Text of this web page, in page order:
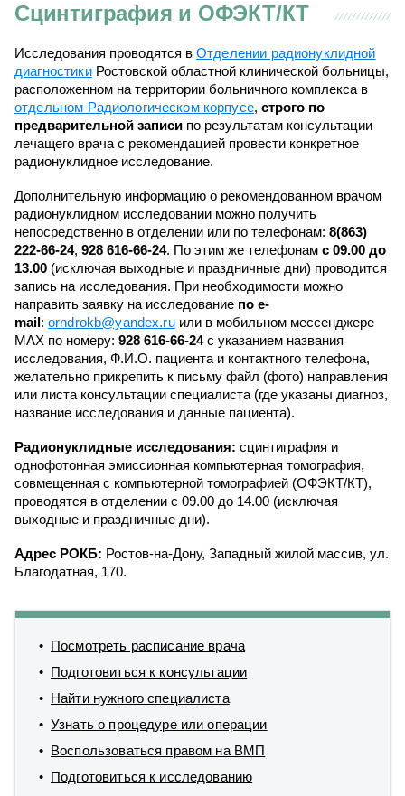
Сцинтиграфия и ОФЭКТ/КТ
Исследования проводятся в Отделении радионуклидной
диагностикиРостовской областной клинической больницы,
расположенном на территории больничного комплекса в
отдельном Радиологическом корпусе, строго по
предварительной записи по результатам консультации
лечащего врача с рекомендацией провести конкретное
радионуклидное исследование.
Дополнительную информацию о рекомендованном врачом
радионуклидном исследовании можно получить
непосредственно в отделении или по телефонам: 8(863)
222-66-24, 928 616-66-24. По этим же телефонам с 09.00 до
13.00 (исключая выходные и праздничные дни) проводится
запись на исследования. При необходимости можно
направить заявку на исследование по e-
mail: orndrokb@yandex.ruили в мобильном мессенджере
MAX по номеру: 928 616-66-24с указанием названия
исследования, Ф.И.О. пациента и контактного телефона,
желательно прикрепить к письму файл (фото) направления
или листа консультации специалиста (где указаны диагноз,
название исследования и данные пациента).
Радионуклидные исследования: сцинтиграфия и
однофотонная эмиссионная компьютерная томография,
совмещенная с компьютерной томографией (ОФЭКТ/КТ),
проводятся в отделении с 09.00 до 14.00 (исключая
выходные и праздничные дни).
Адрес РОКБ: Ростов-на-Дону, Западный жилой массив, ул.
Благодатная, 170.
Посмотреть расписание врача
Подготовиться к консультации
Найти нужного специалиста
Узнать о процедуре или операции
Воспользоваться правом на ВМП
Подготовиться к исследованию